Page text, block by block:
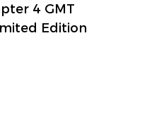
4 GMT
Edition